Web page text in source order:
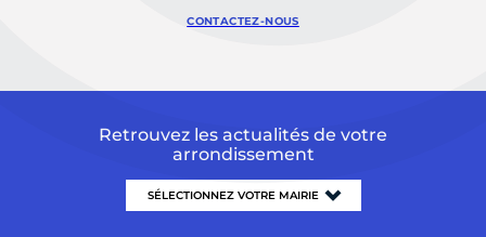
CONTACTEZ-NOUS
Retrouvez les actualités de votre
arrondissement